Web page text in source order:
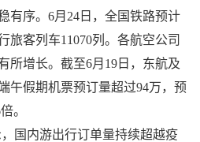
有序。6月24日，全国铁路预计
旅客列车11070列。各航空公司
所增长。截至6月19日，东航及
午假期机票预订量超过94万，预
。
国内游出行订单量持续超越疫